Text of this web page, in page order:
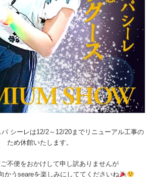
シーレは12/2～12/20までリニューアル工事の
ため休館いたします。
不便をおかけして申し訳ありませんが
かうseareを楽しみにしててくださいね